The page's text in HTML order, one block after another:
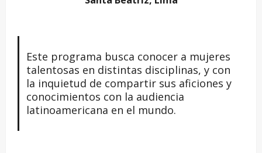
Este programa busca conocer a mujeres
talentosas en distintas disciplinas, y con
la inquietud de compartir sus aficiones y
conocimientos con la audiencia
latinoamericana en el mundo.